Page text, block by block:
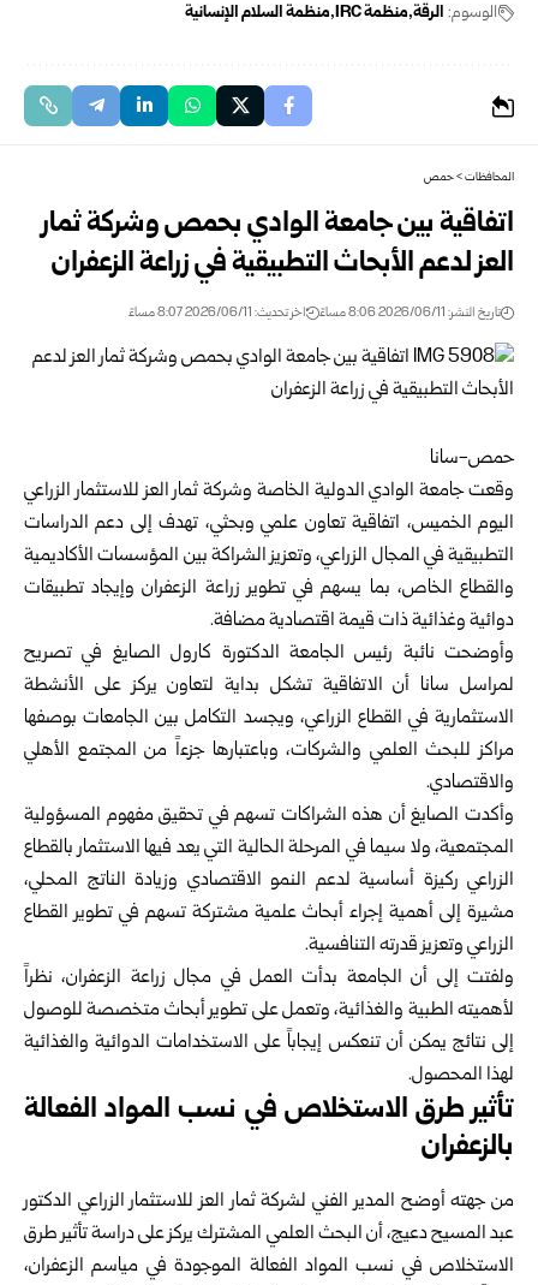
الوسوم: الرقة منظمة IRC منظمة السلام الإنسانية
المحافظات>حمص
اتفاقية بين جامعة الوادي بحمص وشركة ثمار
العز لدعم الأبحاث التطبيقية في زراعة الزعفران
تاريخ النشر: 2026/06/11 8:06 مساءً اخر تحديث: 2026/06/11 8:07 مساءً
حمص-سانا
وقعتجامعة الوادي الدولية الخاصة وشركة ثمار العز للاستثمار الزراعي
اليوم الخميس، اتفاقية تعاون علمي وبحثي، تهدف إلى دعم الدراسات
التطبيقية في المجال الزراعي، وتعزيز الشراكة بين المؤسسات الأكاديمية
والقطاع الخاص، بما يسهم في تطوير زراعة الزعفرانوإيجاد تطبيقات
دوائية وغذائية ذات قيمة اقتصادية مضافة.
وأوضحت نائبة رئيس الجامعة الدكتورة كارول الصايغ في تصريح
لمراسل سانا أن الاتفاقية تشكل بداية لتعاون يركز على الأنشطة
الاستثمارية في القطاع الزراعي، ويجسد التكامل بين الجامعات بوصفها
مراكز للبحث العلمي والشركات، وباعتبارها جزءاً من المجتمع الأهلي
والاقتصادي.
وأكدت الصايغ أن هذه الشراكات تسهم في تحقيق مفهوم المسؤولية
المجتمعية، ولا سيما في المرحلة الحالية التي يعد فيها الاستثمار بالقطاع
الزراعي ركيزة أساسية لدعم النمو الاقتصادي وزيادة الناتج المحلي،
مشيرة إلى أهمية إجراء أبحاث علمية مشتركة تسهم في تطوير القطاع
الزراعي وتعزيز قدرته التنافسية.
ولفتت إلى أن الجامعة بدأت العمل في مجال زراعة الزعفران، نظراً
لأهميته الطبية والغذائية، وتعمل على تطوير أبحاث متخصصة للوصول
إلى نتائج يمكن أن تنعكس إيجاباً على الاستخدامات الدوائية والغذائية
لهذا المحصول.
تأثير طرق الاستخلاص في نسب المواد الفعالة
بالزعفران
من جهته أوضح المدير الفني لشركة ثمار العز للاستثمار الزراعي الدكتور
عبد المسيح دعيج، أن البحث العلمي المشترك يركز على دراسة تأثير طرق
الاستخلاص في نسب المواد الفعالة الموجودة في مياسم الزعفران،